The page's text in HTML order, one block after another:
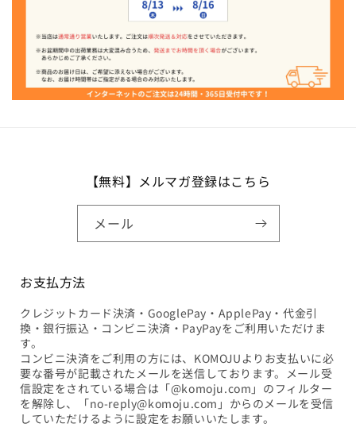
【無料】メルマガ登録はこちら
メール
お支払方法
クレジットカード決済・GooglePay・ApplePay・代金引
換・銀行振込・コンビニ決済・PayPayをご利用いただけま
す。
コンビニ決済をご利用の方には、KOMOJUよりお支払いに必
要な番号が記載されたメールを送信しております。メール受
信設定をされている場合は「@komoju.com」のフィルター
を解除し、「no-reply@komoju.com」からのメールを受信
していただけるように設定をお願いいたします。